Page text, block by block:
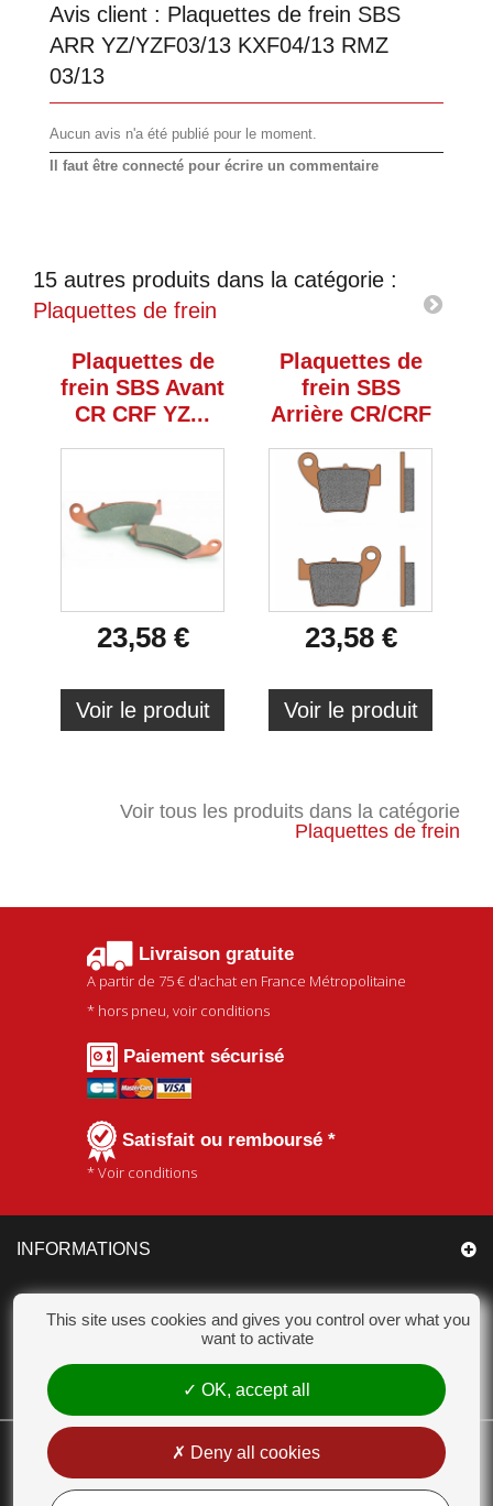
Avis client : Plaquettes de frein SBS
ARR YZ/YZF03/13 KXF04/13 RMZ
03/13
Aucun avis n'a été publié pour le moment.
Il faut être connecté pour écrire un commentaire
15 autres produits dans la catégorie :
Plaquettes de frein
Plaquettes de
frein SBS Avant
CR CRF YZ...
23,58 €
Voir le produit
Plaquettes de
frein SBS
Arrière CR/CRF
23,58 €
Voir le produit
Voir tous les produits dans la catégorie
Plaquettes de frein
Livraison gratuite
A partir de 75 € d'achat en France Métropolitaine
* hors pneu, voir conditions
Paiement sécurisé
Satisfait ou remboursé *
* Voir conditions
INFORMATIONS
CATÉGORIES
MON COMPTE
CHAMPION ACCESSOIRES
18 Chemin des Bas Jardins 51530 DIZY - Tél. : 03 26 55 99 63 - E-mail :
contact@champion-accessoires.com
This site uses cookies and gives you control over what you
want to activate
OK, accept all
Deny all cookies